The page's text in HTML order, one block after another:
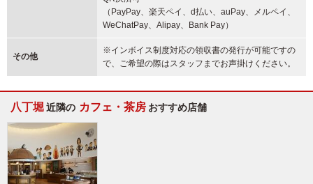
（PayPay、楽天ペイ、d払い、auPay、メルペイ、
WeChatPay、Alipay、Bank Pay）
その他
※インボイス制度対応の領収書の発行が可能ですの
で、ご希望の際はスタッフまでお声掛けください。
八丁堀近隣の カフェ・茶房 おすすめ店舗